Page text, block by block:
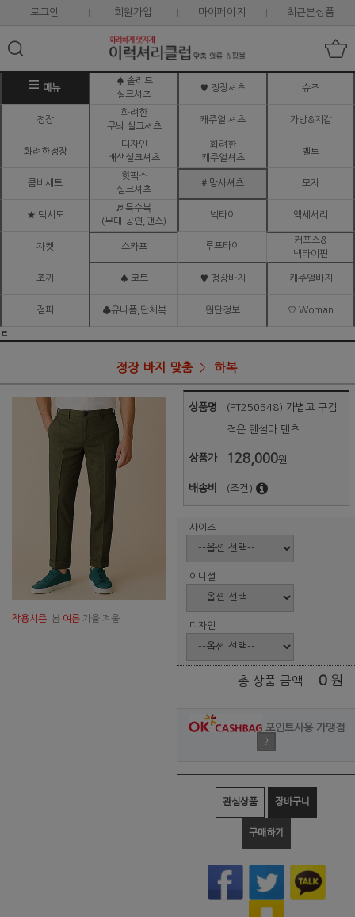
로그인 회원가입 마이페이지 최근본상품
메뉴
♠ 솔리드
실크셔츠
♥ 정장셔츠 슈즈
정장
화려한
무늬 실크셔츠
캐주얼 셔츠 가방&지갑
화려한정장
디자인
배색실크셔츠
화려한
캐주얼셔츠
벨트
콤비세트
핫픽스
실크셔츠
# 망사셔츠 모자
★ 턱시도
♬ 특수복
(무대.공연,댄스)
넥타이 액세서리
자켓 스카프 루프타이
커프스&
넥타이핀
조끼 ♠ 코트 ♥ 정장바지 캐주얼바지
점퍼 ♣유니폼,단체복 원단정보 ♡ Woman
ㅌ
정장 바지 맞춤 하복
착용시즌: 봄 여름 가을 겨울
상품명 (PT250548) 가볍고 구김
적은 텐셀마 팬츠
상품가 128,000원
배송비 (조건)
사이즈
이니셜
디자인
총 상품 금액 0 원
포인트사용 가맹점
?
관심상품 장바구니
구매하기